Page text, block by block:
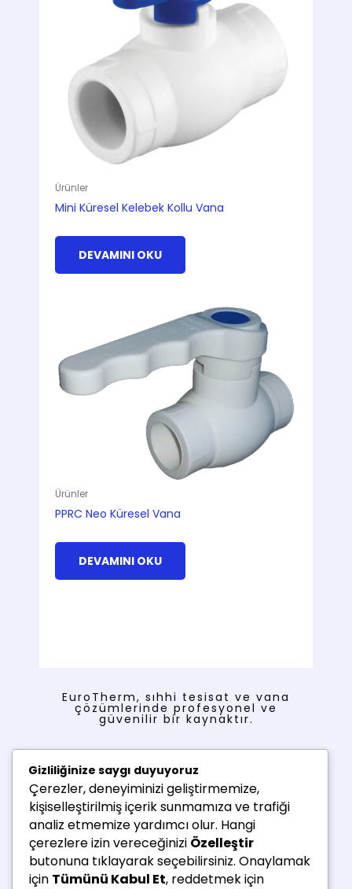
Ürünler
Mini Küresel Kelebek Kollu Vana
DEVAMINI OKU
Ürünler
PPRC Neo Küresel Vana
DEVAMINI OKU
EuroTherm, sıhhi tesisat ve vana
çözümlerinde profesyonel ve
güvenilir bir kaynaktır.
Ana Sayfa
Ürünler
Hakkımızda
İletişim
Gizliliğinize saygı duyuyoruz
Çerezler, deneyiminizi geliştirmemize,
kişiselleştirilmiş içerik sunmamıza ve trafiği
analiz etmemize yardımcı olur. Hangi
çerezlere izin vereceğinizi Özelleştir
butonuna tıklayarak seçebilirsiniz. Onaylamak
için Tümünü Kabul Et, reddetmek için